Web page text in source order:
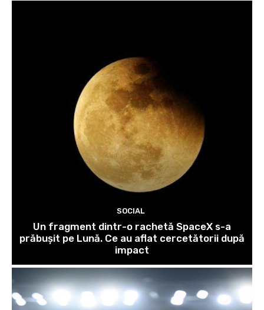
SOCIAL
Un fragment dintr-o rachetă SpaceX s-a
prăbușit pe Lună. Ce au aflat cercetătorii după
impact